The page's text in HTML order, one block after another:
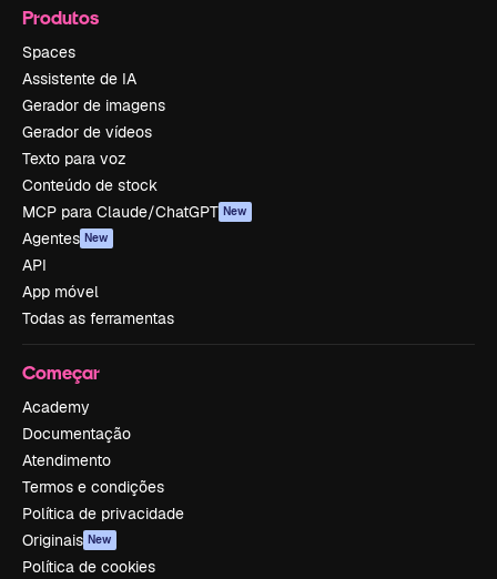
Produtos
Spaces
Assistente de IA
Gerador de imagens
Gerador de vídeos
Texto para voz
Conteúdo de stock
MCP para Claude/ChatGPT New
Agentes New
API
App móvel
Todas as ferramentas
Começar
Academy
Documentação
Atendimento
Termos e condições
Política de privacidade
Originais New
Política de cookies